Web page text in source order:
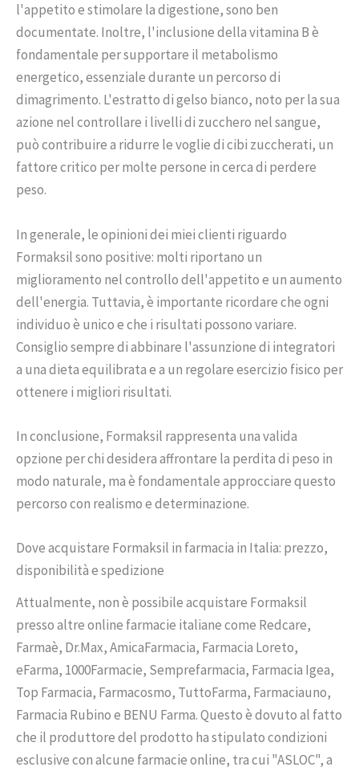
l'appetito e stimolare la digestione, sono ben
documentate. Inoltre, l'inclusione della vitamina B è
fondamentale per supportare il metabolismo
energetico, essenziale durante un percorso di
dimagrimento. L'estratto di gelso bianco, noto per la sua
azione nel controllare i livelli di zucchero nel sangue,
può contribuire a ridurre le voglie di cibi zuccherati, un
fattore critico per molte persone in cerca di perdere
peso.
In generale, le opinioni dei miei clienti riguardo
Formaksil sono positive: molti riportano un
miglioramento nel controllo dell'appetito e un aumento
dell'energia. Tuttavia, è importante ricordare che ogni
individuo è unico e che i risultati possono variare.
Consiglio sempre di abbinare l'assunzione di integratori
a una dieta equilibrata e a un regolare esercizio fisico per
ottenere i migliori risultati.
In conclusione, Formaksil rappresenta una valida
opzione per chi desidera affrontare la perdita di peso in
modo naturale, ma è fondamentale approcciare questo
percorso con realismo e determinazione.
Dove acquistare Formaksil in farmacia in Italia: prezzo,
disponibilità e spedizione
Attualmente, non è possibile acquistare Formaksil
presso altre online farmacie italiane come Redcare,
Farmaè, Dr.Max, AmicaFarmacia, Farmacia Loreto,
eFarma, 1000Farmacie, Semprefarmacia, Farmacia Igea,
Top Farmacia, Farmacosmo, TuttoFarma, Farmaciauno,
Farmacia Rubino e BENU Farma. Questo è dovuto al fatto
che il produttore del prodotto ha stipulato condizioni
esclusive con alcune farmacie online, tra cui "ASLOC", a